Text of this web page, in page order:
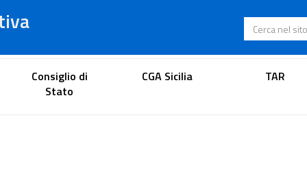
Cerca nel
Portale dell'avvocato
Consiglio di
Stato
CGA Sicilia TAR